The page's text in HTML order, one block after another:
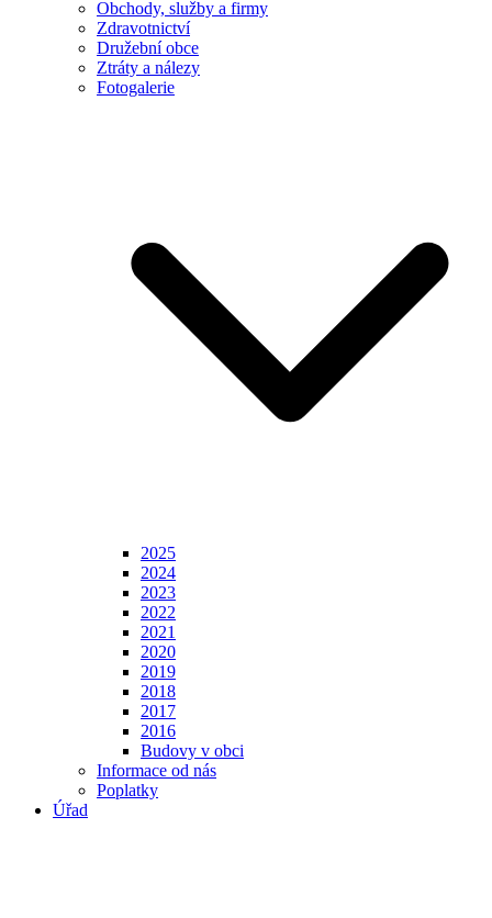
Obchody, služby a firmy
Zdravotnictví
Družební obce
Ztráty a nálezy
Fotogalerie
2025
2024
2023
2022
2021
2020
2019
2018
2017
2016
Budovy v obci
Informace od nás
Poplatky
Úřad